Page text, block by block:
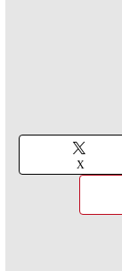
X